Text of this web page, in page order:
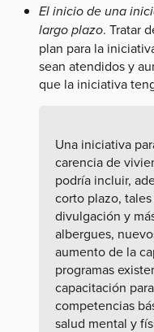
El inicio de una
largo plazo. Tratar
plan para la
sean atendidos y
que la iniciativa
Una iniciativa
carencia de
podría incluir,
corto plazo,
divulgación y
albergues,
aumento de la
programas
capacitación
competencias
salud mental y